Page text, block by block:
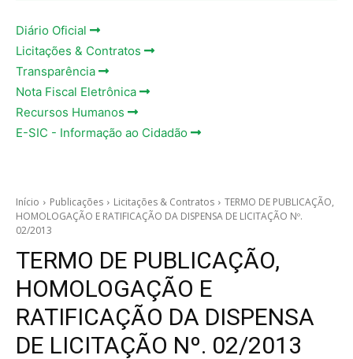
Diário Oficial
Licitações & Contratos
Transparência
Nota Fiscal Eletrônica
Recursos Humanos
E-SIC - Informação ao Cidadão